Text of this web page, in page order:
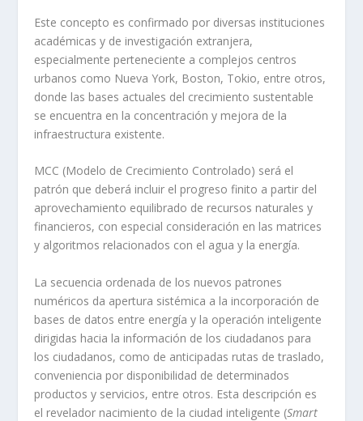
Este concepto es confirmado por diversas instituciones
académicas y de investigación extranjera,
especialmente perteneciente a complejos centros
urbanos como Nueva York, Boston, Tokio, entre otros,
donde las bases actuales del crecimiento sustentable
se encuentra en la concentración y mejora de la
infraestructura existente.
MCC (Modelo de Crecimiento Controlado) será el
patrón que deberá incluir el progreso finito a partir del
aprovechamiento equilibrado de recursos naturales y
financieros, con especial consideración en las matrices
y algoritmos relacionados con el agua y la energía.
La secuencia ordenada de los nuevos patrones
numéricos da apertura sistémica a la incorporación de
bases de datos entre energía y la operación inteligente
dirigidas hacia la información de los ciudadanos para
los ciudadanos, como de anticipadas rutas de traslado,
conveniencia por disponibilidad de determinados
productos y servicios, entre otros. Esta descripción es
el revelador nacimiento de la ciudad inteligente (Smart